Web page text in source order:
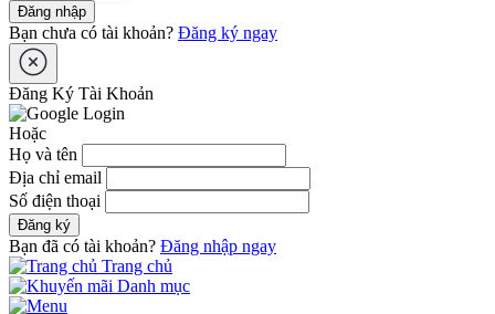
Đăng nhập
Bạn chưa có tài khoản? Đăng ký ngay
Đăng Ký Tài Khoản
Hoặc
Họ và tên
Địa chỉ email
Số điện thoại
Đăng ký
Bạn đã có tài khoản? Đăng nhập ngay
Trang chủ
Danh mục